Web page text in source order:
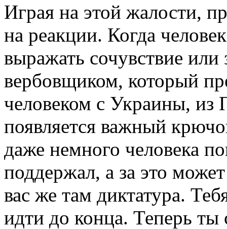
Играя на этой жалости,
на реакции. Когда
выражать сочувствие или
вербовщиком, который
человеком с Украины,
появляется важный
даже немного человека
поддержал, а за это
вас же там диктатура.
идти до конца. Теперь ты